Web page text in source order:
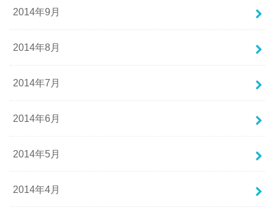
2014年9月
2014年8月
2014年7月
2014年6月
2014年5月
2014年4月